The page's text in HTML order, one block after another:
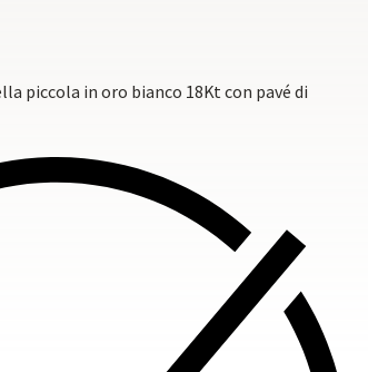
piccola in oro bianco 18Kt con pavé di